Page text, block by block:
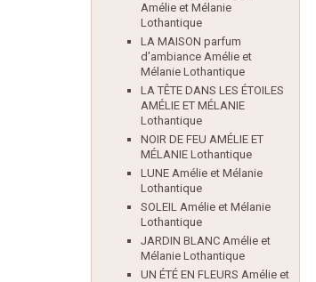
Amélie et Mélanie
Lothantique
LA MAISON parfum
d'ambiance Amélie et
Mélanie Lothantique
LA TÊTE DANS LES ÉTOILES
AMÉLIE ET MÉLANIE
Lothantique
NOIR DE FEU AMÉLIE ET
MÉLANIE Lothantique
LUNE Amélie et Mélanie
Lothantique
SOLEIL Amélie et Mélanie
Lothantique
JARDIN BLANC Amélie et
Mélanie Lothantique
UN ÉTÉ EN FLEURS Amélie et